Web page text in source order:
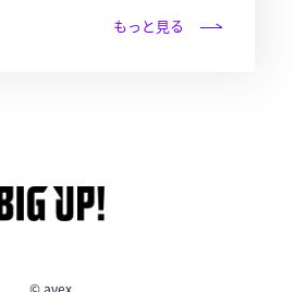
もっと見る